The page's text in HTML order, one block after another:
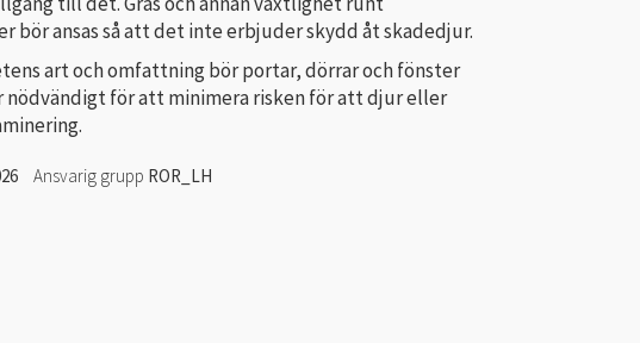
bör ansas så att det inte erbjuder skydd åt skadedjur.
art och omfattning bör portar, dörrar och fönster
nödvändigt för att minimera risken för att djur eller
Ansvarig grupp ROR_LH